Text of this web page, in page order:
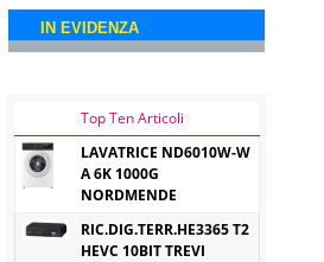
IN EVIDENZA
Top Ten Articoli
LAVATRICE ND6010W-W
A 6K 1000G
NORDMENDE
RIC.DIG.TERR.HE3365 T2
HEVC 10BIT TREVI